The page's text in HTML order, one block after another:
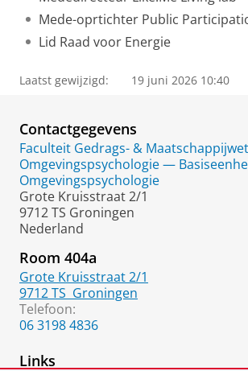
Mede-oprtichter Public
Lid Raad voor Energie
Laatst gewijzigd: 19 juni 2026 10:40
Contactgegevens
Faculteit Gedrags- &
Omgevingspsychologie —
Omgevingspsychologie
Grote Kruisstraat 2/1
9712 TS Groningen
Nederland
Room 404a
Grote Kruisstraat 2/1
9712 TS Groningen
Telefoon:
06 3198 4836
Links